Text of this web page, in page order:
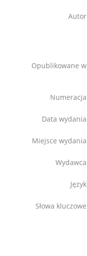
Autor
Opublikowane w
Numeracja
Data wydania
Miejsce wydania
Wydawca
Język
Słowa kluczowe